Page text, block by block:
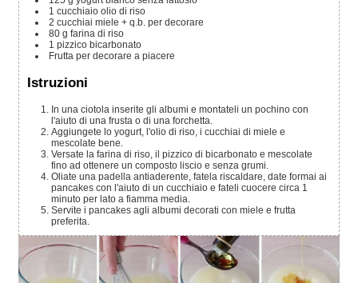
1 cucchiaio olio di riso
2 cucchiai miele + q.b. per decorare
80 g farina di riso
1pizzico bicarbonato
Frutta per decorare a piacere
Istruzioni
In una ciotola inserite gli albumi e montateli un pochino con
l'aiuto di una frusta o di una forchetta.
Aggiungete lo yogurt, l'olio di riso, i cucchiai di miele e
mescolate bene.
Versate la farina di riso, il pizzico di bicarbonato e mescolate
fino ad ottenere un composto liscio e senza grumi.
Oliate una padella antiaderente, fatela riscaldare, date formai ai
pancakes con l'aiuto di un cucchiaio e fateli cuocere circa 1
minuto per lato a fiamma media.
Servite i pancakes agli albumi decorati con miele e frutta
preferita.